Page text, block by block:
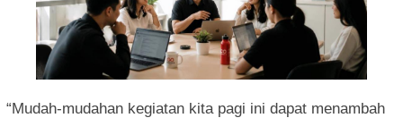
“Mudah-mudahan kegiatan kita pagi ini dapat menambah